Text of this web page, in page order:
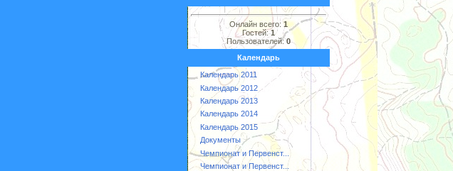
Онлайн всего:1
Гостей:1
Пользователей:0
Календарь
Календарь 2011
Календарь 2012
Календарь 2013
Календарь 2014
Календарь 2015
Документы
Чемпионат и Первенст...
Чемпионат и Первенст...